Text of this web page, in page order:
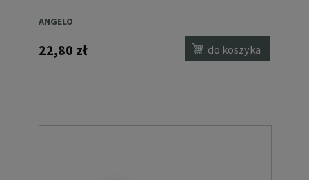
ANGELO
22,80 zł do koszyka